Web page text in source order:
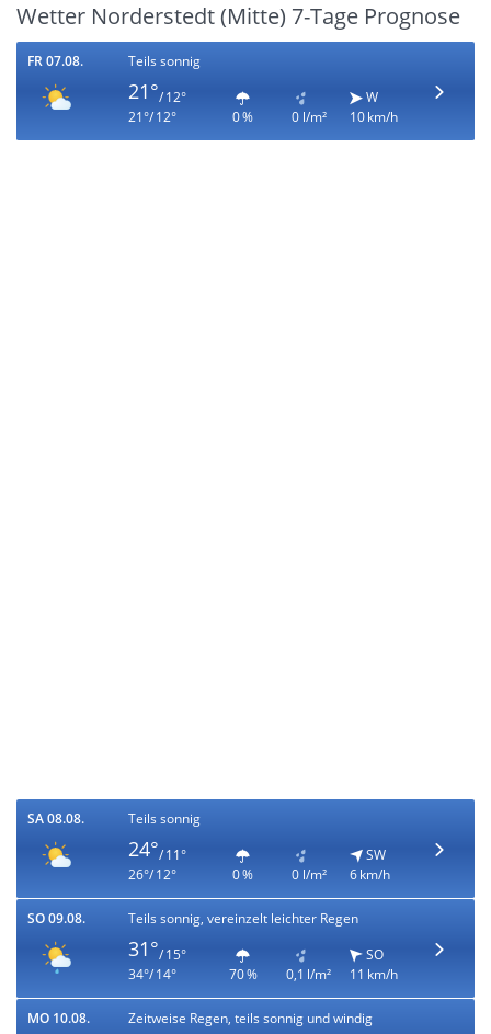
Wetter Norderstedt (Mitte) 7-Tage Prognose
FR 07.08. Teils sonnig
21°/ 12°
21°/ 12°
0 % 0 l/m²
W
10 km/h
SA 08.08. Teils sonnig
24°/ 11°
26°/ 12°
0 % 0 l/m²
SW
6 km/h
SO 09.08. Teils sonnig, vereinzelt leichter Regen
31°/ 15°
34°/ 14°
70 % 0,1 l/m²
SO
11 km/h
MO 10.08. Zeitweise Regen, teils sonnig und windig